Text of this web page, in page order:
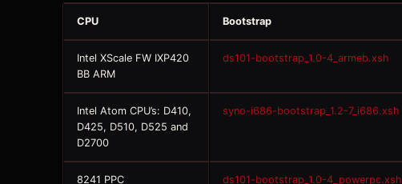
CPU Bootstrap
Intel XScale FW IXP420
BB ARM
ds101-bootstrap_1.0-4_armeb.xsh
Intel Atom CPU’s: D410,
D425, D510, D525 and
D2700
syno-i686-bootstrap_1.2-7_i686.xsh
8241 PPC ds101-bootstrap_1.0-4_powerpc.xsh